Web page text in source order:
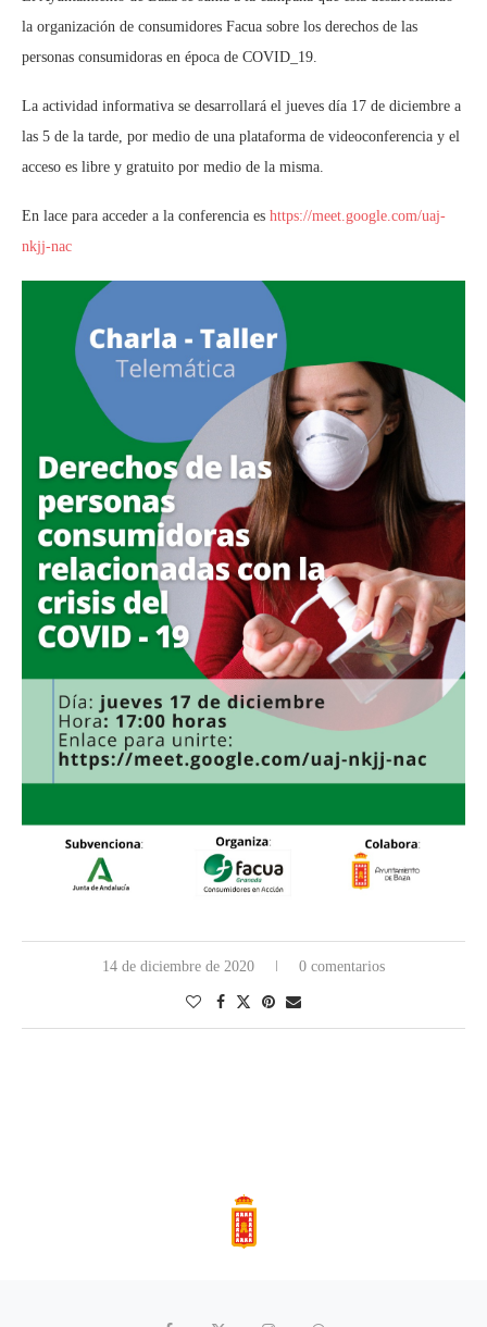
la organización de consumidores Facua sobre los derechos de las
personas consumidoras en época de COVID_19.
La actividad informativa se desarrollará el jueves día 17 de diciembre a
las 5 de la tarde, por medio de una plataforma de videoconferencia y el
acceso es libre y gratuito por medio de la misma.
En lace para acceder a la conferencia es https://meet.google.com/uaj-
nkjj-nac
14 de diciembre de 2020 0 comentarios